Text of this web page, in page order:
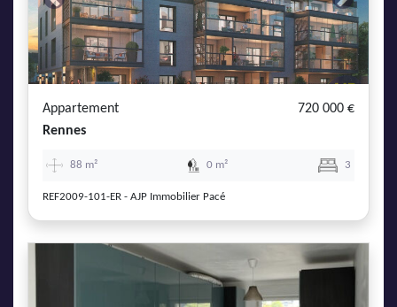
Previous Next
Appartement
720 000 €
Rennes
88 m² 0 m² 3
REF2009-101-ER - AJP Immobilier Pacé